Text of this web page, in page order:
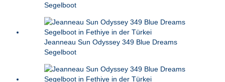
Segelboot
Jeanneau Sun Odyssey 349 Blue Dreams
Segelboot